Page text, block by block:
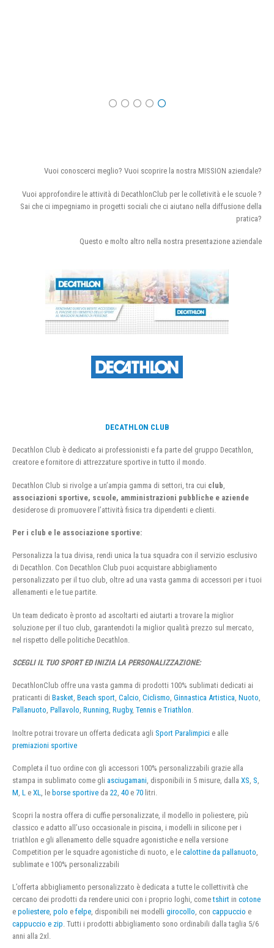
Vuoi conoscerci meglio? Vuoi scoprire la nostra MISSION aziendale?
Vuoi approfondire le attività di DecathlonClub per le colletività e le scuole ?
Sai che ci impegniamo in progetti sociali che ci aiutano nella diffusione della
pratica?
Questo e molto altro nella nostra presentazione aziendale
DECATHLON CLUB
Decathlon Club è dedicato ai professionisti e fa parte del gruppo Decathlon,
creatore e fornitore di attrezzature sportive in tutto il mondo.
Decathlon Club si rivolge a un’ampia gamma di settori, tra cui club
associazioni sportive, scuole, amministrazioni pubbliche e aziende
desiderose di promuovere l’attività fisica tra dipendenti e clienti.
Per i club e le associazione sportive:
Personalizza la tua divisa, rendi unica la tua squadra con il servizio esclusivo
di Decathlon. Con Decathlon Club puoi acquistare abbigliamento
personalizzato per il tuo club, oltre ad una vasta gamma di accessori per i tuoi
allenamenti e le tue partite.
Un team dedicato è pronto ad ascoltarti ed aiutarti a trovare la miglior
soluzione per il tuo club, garantendoti la miglior qualità prezzo sul mercato,
nel rispetto delle politiche Decathlon.
SCEGLI IL TUO SPORT ED INIZIA LA PERSONALIZZAZIONE:
DecathlonClub offre una vasta gamma di prodotti 100% sublimati dedicati ai
praticanti di Basket, Beach sport, Calcio, Ciclismo, Ginnastica Artistica, Nuoto,
Pallanuoto, Pallavolo, Running, Rugby, Tennis e Triathlon.
Inoltre potrai trovare un offerta dedicata agli Sport Paralimpici e alle
premiazioni sportive
Completa il tuo ordine con gli accessori 100% personalizzabili grazie alla
stampa in sublimato come gli asciugamani , disponibili in 5 misure, dalla XS S
M L e XL , le borse sportive da 22 40 e 70 litri.
Scopri la nostra offera di cuffie personalizzate, il modello in poliestere, più
classico e adatto all’uso occasionale in piscina, i modelli in silicone per i
triathlon e gli allenamento delle squadre agonistiche e nella versione
Competition per le squadre agonistiche di nuoto, e le calottine da pallanuoto,
sublimate e 100% personalizzabili
L’offerta abbigliamento personalizzato è dedicata a tutte le collettività che
cercano dei prodotti da rendere unici con i proprio loghi, cometshirt in cotone
e poliestere, polo e felpe, disponibili nei modelli girocollo, con cappuccio e
cappuccio e zip. Tutti i prodotti abbigliamento sono ordinabili dalla taglia 5/6
anni alla 2xl.